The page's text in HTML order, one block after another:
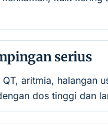
serius
QT, aritmia, halangan
dos tinggi dan